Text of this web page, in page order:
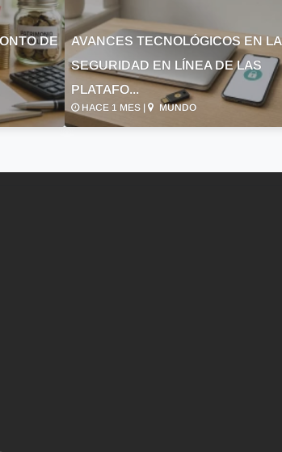
DE
AVANCES TECNOLÓGICOS EN LA
SEGURIDAD EN LÍNEA DE LAS
PLATAFO...
HACE 1 MES | MUNDO